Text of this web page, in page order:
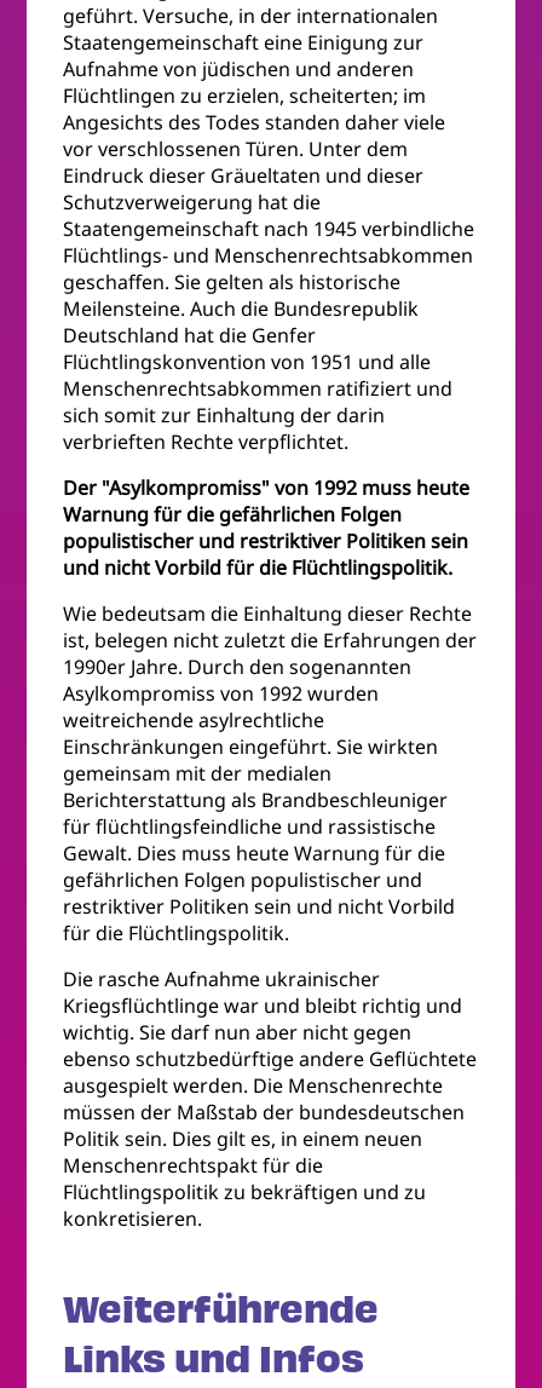
geführt. Versuche, in der internationalen
Staatengemeinschaft eine Einigung zur
Aufnahme von jüdischen und anderen
Flüchtlingen zu erzielen, scheiterten; im
Angesichts des Todes standen daher viele
vor verschlossenen Türen. Unter dem
Eindruck dieser Gräueltaten und dieser
Schutzverweigerung hat die
Staatengemeinschaft nach 1945 verbindliche
Flüchtlings- und Menschenrechtsabkommen
geschaffen. Sie gelten als historische
Meilensteine. Auch die Bundesrepublik
Deutschland hat die Genfer
Flüchtlingskonvention von 1951 und alle
Menschenrechtsabkommen ratifiziert und
sich somit zur Einhaltung der darin
verbrieften Rechte verpflichtet.
Der "Asylkompromiss" von 1992 muss heute
Warnung für die gefährlichen Folgen
populistischer und restriktiver Politiken sein
und nicht Vorbild für die Flüchtlingspolitik.
Wie bedeutsam die Einhaltung dieser Rechte
ist, belegen nicht zuletzt die Erfahrungen der
1990er Jahre. Durch den sogenannten
Asylkompromiss von 1992 wurden
weitreichende asylrechtliche
Einschränkungen eingeführt. Sie wirkten
gemeinsam mit der medialen
Berichterstattung als Brandbeschleuniger
für flüchtlingsfeindliche und rassistische
Gewalt. Dies muss heute Warnung für die
gefährlichen Folgen populistischer und
restriktiver Politiken sein und nicht Vorbild
für die Flüchtlingspolitik.
Die rasche Aufnahme ukrainischer
Kriegsflüchtlinge war und bleibt richtig und
wichtig. Sie darf nun aber nicht gegen
ebenso schutzbedürftige andere Geflüchtete
ausgespielt werden. Die Menschenrechte
müssen der Maßstab der bundesdeutschen
Politik sein. Dies gilt es, in einem neuen
Menschenrechtspakt für die
Flüchtlingspolitik zu bekräftigen und zu
konkretisieren.
Weiterführende
Links und Infos